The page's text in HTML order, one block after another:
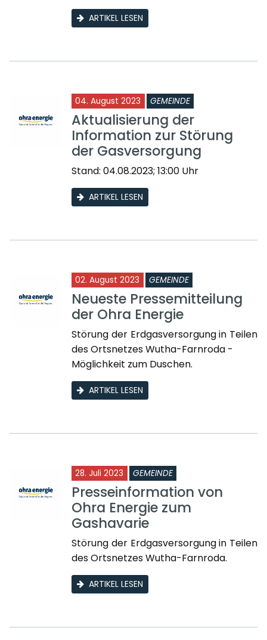
ARTIKEL LESEN
04. August 2023 GEMEINDE
Aktualisierung der
Information zur Störung
der Gasversorgung
Stand: 04.08.2023; 13:00 Uhr
ARTIKEL LESEN
02. August 2023 GEMEINDE
Neueste Pressemitteilung
der Ohra Energie
Störung der Erdgasversorgung in Teilen
des Ortsnetzes Wutha-Farnroda -
Möglichkeit zum Duschen.
ARTIKEL LESEN
28. Juli 2023 GEMEINDE
Presseinformation von
Ohra Energie zum
Gashavarie
Störung der Erdgasversorgung in Teilen
des Ortsnetzes Wutha-Farnroda.
ARTIKEL LESEN